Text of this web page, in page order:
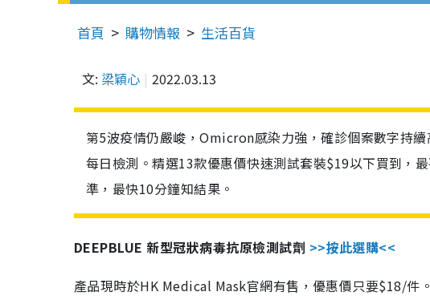
首頁 購物情報 生活百貨
文: 梁穎心 2022.03.13
第5波疫情仍嚴峻，Omicron感染力強，確診個案數字持
每日檢測。精選13款優惠價快速測試套裝$19以下買到，
準，最快10分鐘知結果。
DEEPBLUE 新型冠狀病毒抗原檢測試劑 >>按此選購<<
產品現時於HK Medical Mask官網有售，優惠價只要$18/件